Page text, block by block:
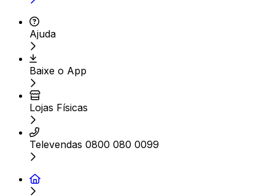
Ajuda
Baixe o App
Lojas Físicas
Televendas 0800 080 0099